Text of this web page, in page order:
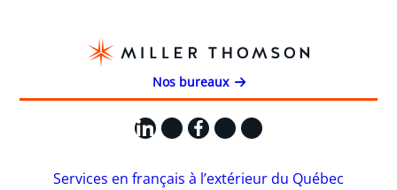
remboursement exonéré de la retenue d’impôt
», Fondation canadienne de fiscalité, Faits
Co-conférencier, « Managing the Sales of
Nos bureaux
LinkedIn
X Facebook
Instagram
YouTube
Services en français à l’extérieur du Québec